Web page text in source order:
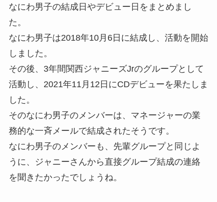
なにわ男子の結成日やデビュー日をまとめまし
た。
なにわ男子は2018年10月6日に結成し、活動を開始
しました。
その後、3年間関西ジャニーズJrのグループとして
活動し、2021年11月12日にCDデビューを果たしま
した。
そのなにわ男子のメンバーは、マネージャーの業
務的な一斉メールで結成されたそうです。
なにわ男子のメンバーも、先輩グループと同じよ
うに、ジャニーさんから直接グループ結成の連絡
を聞きたかったでしょうね。